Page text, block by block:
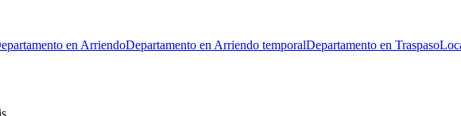
en ArriendoDepartamento en Arriendo temporalDepartamento en Traspaso